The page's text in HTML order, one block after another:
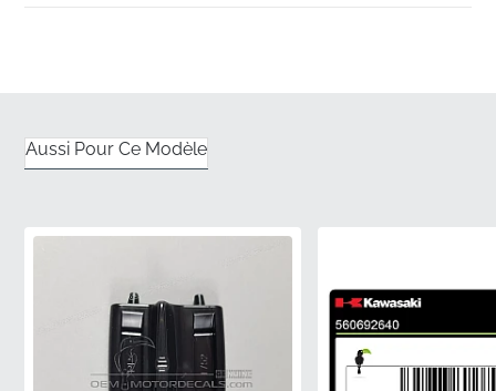
✅Inspection qualité rigoureuse :
spécifiquement conçu pour suivre les contours et les
courbes complexes du carénage latéral de votre
Aussi Pour Ce Modèle